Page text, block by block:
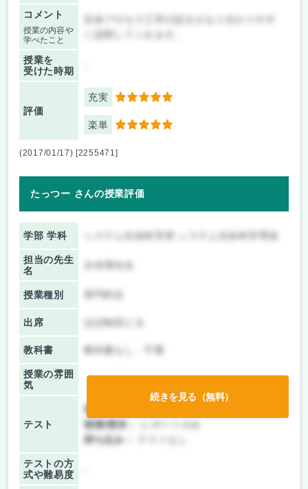
コメント
授業の内容や
学べたこと
授業を
受けた時期
評価
充実 5
楽単 5
(2017/01/17) [2255471]
たっつー さんの授業評価
学部 学科 システム生命科学府 システム生命科学専攻
担当の先生
名
授業種別
出席 ほぼ毎回とる
教科書 教科書なし・不要
授業の雰囲
気
テスト
前期/中間：
後期/期末：
持ち込み：
テストの方
式や難易度
続きを見る（無料）